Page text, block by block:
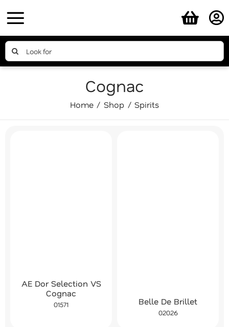
to
content
Search
for:
Cognac
Home Shop Spirits
AE Dor Selection VS
Cognac
01571 Belle De Brillet
02026